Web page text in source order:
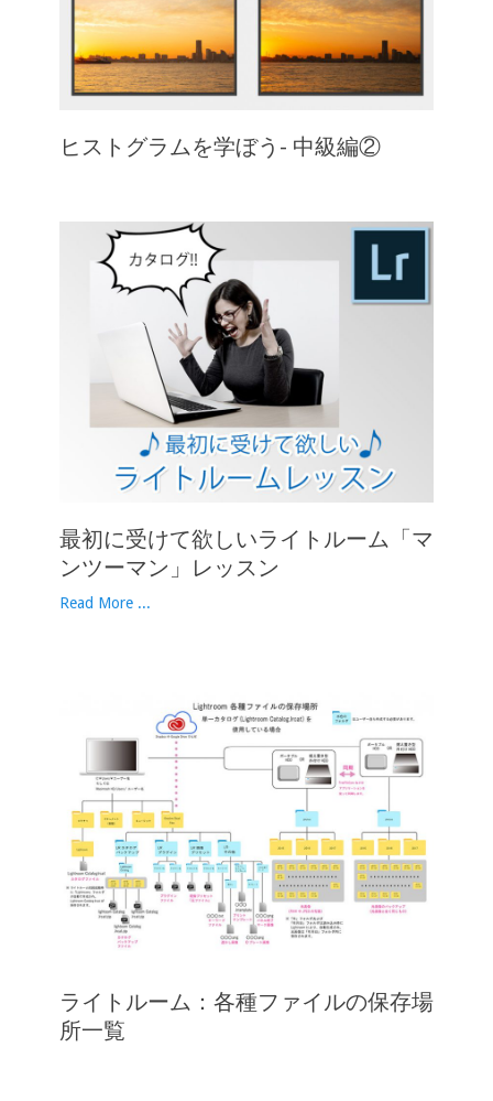
ヒストグラムを学ぼう- 中級編②
最初に受けて欲しいライトルーム「マ
ンツーマン」レッスン
Read More ...
ライトルーム：各種ファイルの保存場
所一覧